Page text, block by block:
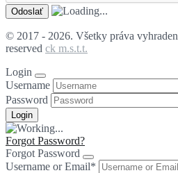
© 2017 - 2026. Všetky práva
reserved ck m.s.t.t.
Login
Username
Password
Forgot Password?
Forgot Password
Username or Email*